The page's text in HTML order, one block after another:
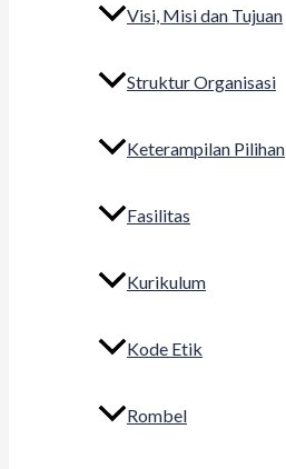
Visi, Misi dan Tujuan
Struktur Organisasi
Keterampilan Pilihan
Fasilitas
Kurikulum
Kode Etik
Rombel